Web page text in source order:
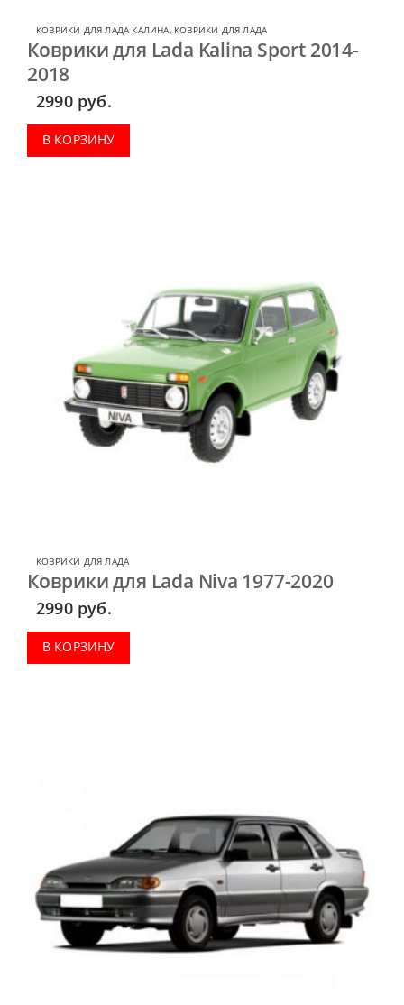
КОВРИКИ ДЛЯ ЛАДА КАЛИНА, КОВРИКИ ДЛЯ ЛАДА
Коврики для Lada Kalina Sport 2014-
2018
2990 руб.
В КОРЗИНУ
КОВРИКИ ДЛЯ ЛАДА
Коврики для Lada Niva 1977-2020
2990 руб.
В КОРЗИНУ